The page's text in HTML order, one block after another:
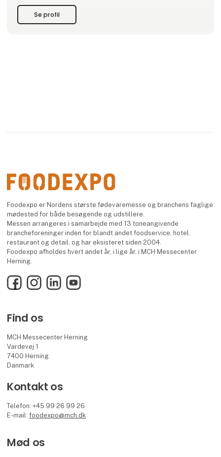
vaniljepulver og vaniljeekstrakt.
Se profil
Foodexpo er Nordens største fødevaremesse og branchens faglige
mødested for både besøgende og udstillere.
Messen arrangeres i samarbejde med 13 toneangivende
brancheforeninger inden for blandt andet foodservice, hotel,
restaurant og detail, og har eksisteret siden 2004.
Foodexpo afholdes hvert andet år, i lige år, i MCH Messecenter
Herning.
FacebookInstagramLinkedInYouTube
Find os
MCH Messecenter Herning
Vardevej 1
7400 Herning
Danmark
Kontakt os
Telefon: +45 99 26 99 26
E-mail:foodexpo@mch.dk
Mød os